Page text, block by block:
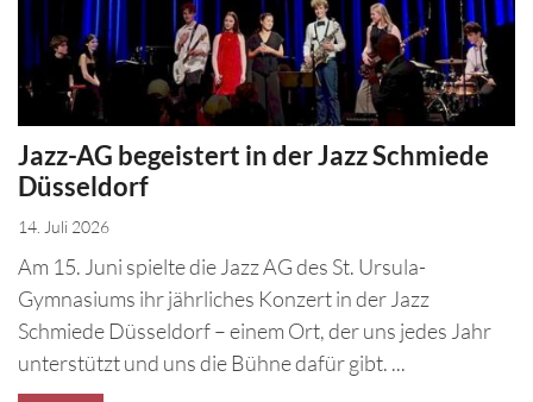
Jazz-AG begeistert in der Jazz Schmiede
Düsseldorf
14. Juli 2026
Am 15. Juni spielte die Jazz AG des St. Ursula-
Gymnasiums ihr jährliches Konzert in der Jazz
Schmiede Düsseldorf – einem Ort, der uns jedes Jahr
unterstützt und uns die Bühne dafür gibt. ...